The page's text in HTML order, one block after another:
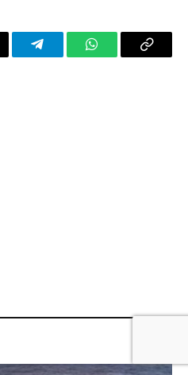
TelegramWhatsAppCopy